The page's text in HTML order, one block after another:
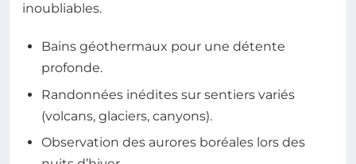
inoubliables.
Bains géothermaux pour une détente
profonde.
Randonnées inédites sur sentiers variés
(volcans, glaciers, canyons).
Observation des aurores boréales lors des